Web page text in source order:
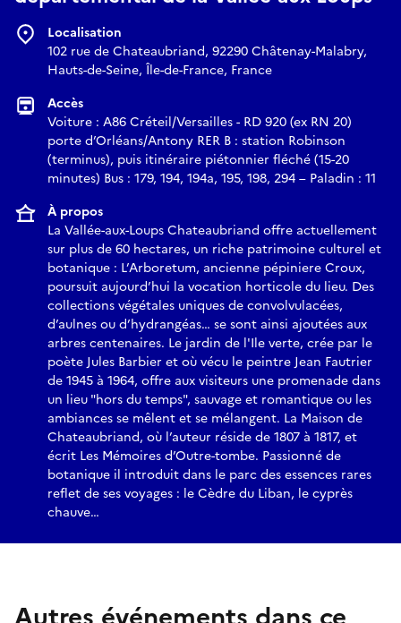
Localisation
102 rue de Chateaubriand, 92290 Châtenay-Malabry,
Hauts-de-Seine, Île-de-France, France
Accès
Voiture : A86 Créteil/Versailles - RD 920 (ex RN 20)
porte d’Orléans/Antony RER B : station Robinson
(terminus), puis itinéraire piétonnier fléché (15-20
minutes) Bus : 179, 194, 194a, 195, 198, 294 – Paladin : 11
À propos
La Vallée-aux-Loups Chateaubriand offre actuellement
sur plus de 60 hectares, un riche patrimoine culturel et
botanique : L’Arboretum, ancienne pépiniere Croux,
poursuit aujourd’hui la vocation horticole du lieu. Des
collections végétales uniques de convolvulacées,
d’aulnes ou d’hydrangéas… se sont ainsi ajoutées aux
arbres centenaires. Le jardin de l'Ile verte, crée par le
poète Jules Barbier et où vécu le peintre Jean Fautrier
de 1945 à 1964, offre aux visiteurs une promenade dans
un lieu "hors du temps", sauvage et romantique ou les
ambiances se mêlent et se mélangent. La Maison de
Chateaubriand, où l’auteur réside de 1807 à 1817, et
écrit Les Mémoires d’Outre-tombe. Passionné de
botanique il introduit dans le parc des essences rares
reflet de ses voyages : le Cèdre du Liban, le cyprès
chauve…